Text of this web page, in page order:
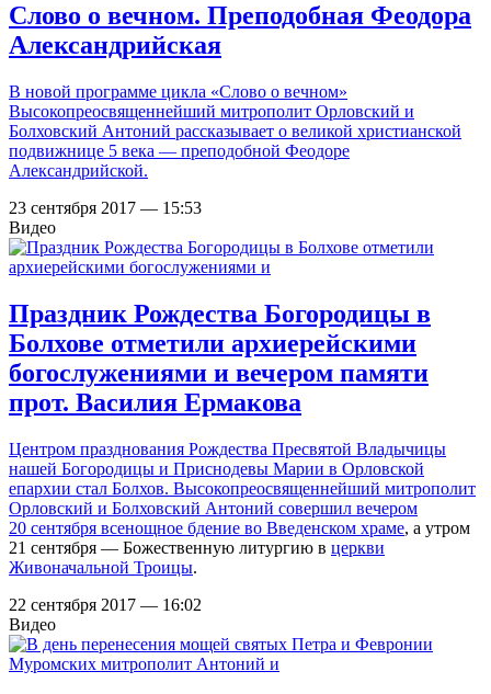
Слово о вечном. Преподобная Феодора
Александрийская
В новой программе цикла «Слово о вечном»
Высокопреосвященнейший митрополит Орловский и
Болховский Антоний рассказывает о великой христианской
подвижнице 5 века — преподобной Феодоре
Александрийской.
23 сентября 2017 — 15:53
Видео
Праздник Рождества Богородицы в
Болхове отметили архиерейскими
богослужениями и вечером памяти
прот. Василия Ермакова
Центром празднования Рождества Пресвятой Владычицы
нашей Богородицы и Приснодевы Марии в Орловской
епархии стал Болхов. Высокопреосвященнейший митрополит
Орловский и Болховский Антоний совершил вечером
20 сентября всенощное бдение во Введенском храме, а утром
21 сентября — Божественную литургию в церкви
Живоначальной Троицы.
22 сентября 2017 — 16:02
Видео